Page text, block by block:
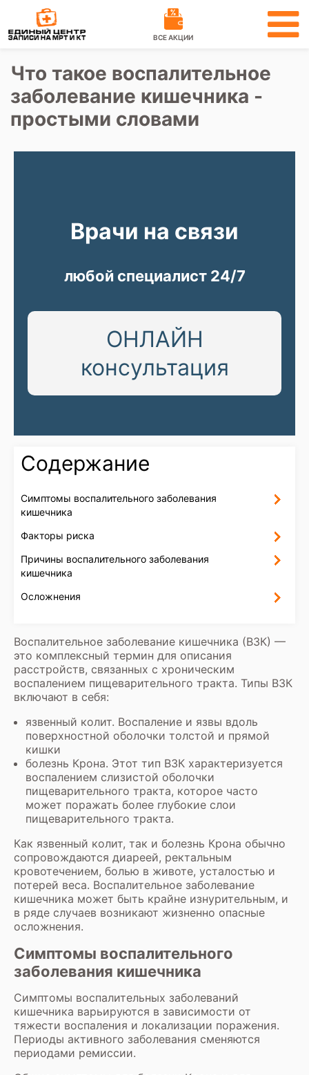
ВСЕ АКЦИИ
Что такое воспалительное
заболевание кишечника -
простыми словами
ОНЛАЙН
консультация
любой специалист 24/7
Врачи на связи
Содержание
Симптомы воспалительного заболевания
кишечника
Факторы риска
Причины воспалительного заболевания
кишечника
Осложнения
Воспалительное заболевание кишечника (ВЗК) —
это комплексный термин для описания
расстройств, связанных с хроническим
воспалением пищеварительного тракта. Типы ВЗК
включают в себя:
язвенный колит. Воспаление и язвы вдоль
поверхностной оболочки толстой и прямой
кишки
болезнь Крона. Этот тип ВЗК характеризуется
воспалением слизистой оболочки
пищеварительного тракта, которое часто
может поражать более глубокие слои
пищеварительного тракта.
Как язвенный колит, так и болезнь Крона обычно
сопровождаются диареей, ректальным
кровотечением, болью в животе, усталостью и
потерей веса. Воспалительное заболевание
кишечника может быть крайне изнурительным, и
в ряде случаев возникают жизненно опасные
осложнения.
Симптомы воспалительного
заболевания кишечника
Симптомы воспалительных заболеваний
кишечника варьируются в зависимости от
тяжести воспаления и локализации поражения.
Периоды активного заболевания сменяются
периодами ремиссии.